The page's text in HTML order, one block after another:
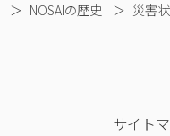
＞ NOSAIの歴史 ＞ 災害
サイト